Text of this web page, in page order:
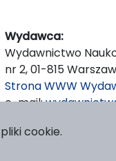
Wydawca:
Wydawnictwo
nr 2, 01-815
Strona WWW
e-mail:
cookie.